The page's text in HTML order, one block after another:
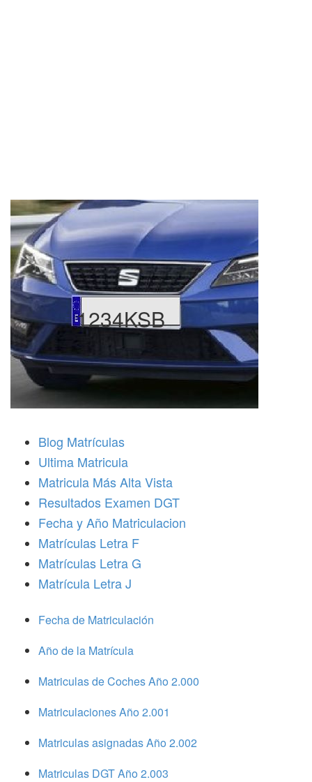
1234KSB
Blog Matrículas
Ultima Matricula
Matricula Más Alta Vista
Resultados Examen DGT
Fecha y Año Matriculacion
Matrículas Letra F
Matrículas Letra G
Matrícula Letra J
Fecha de Matriculación
Año de la Matrícula
Matriculas de Coches Año 2.000
Matriculaciones Año 2.001
Matriculas asignadas Año 2.002
Matriculas DGT Año 2.003